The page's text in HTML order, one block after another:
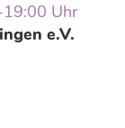
Uhr
e.V.